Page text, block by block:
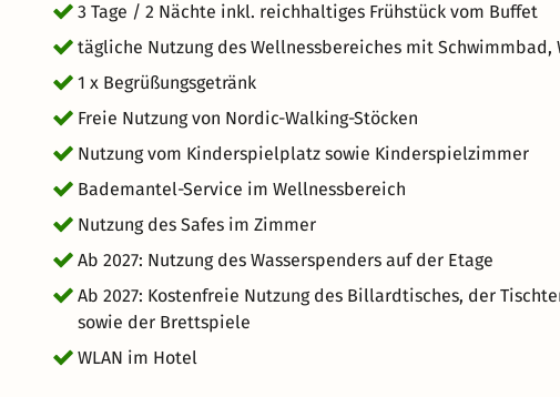
3 Tage / 2 Nächte inkl. reichhaltiges Frühstück vom Buffet
tägliche Nutzung des Wellnessbereiches mit
1 x Begrüßungsgetränk
Freie Nutzung von Nordic-Walking-Stöcken
Nutzung vom Kinderspielplatz sowie Kinderspielzimmer
Bademantel-Service im Wellnessbereich
Nutzung des Safes im Zimmer
Ab 2027: Nutzung des Wasserspenders auf der Etage
Ab 2027: Kostenfreie Nutzung des Billardtisches, der
sowie der Brettspiele
WLAN im Hotel